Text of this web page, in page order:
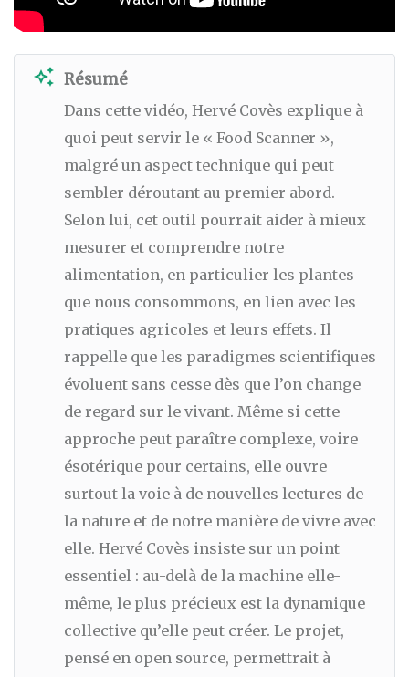
auto_awesome Résumé
Dans cette vidéo, Hervé Covès explique à
quoi peut servir le « Food Scanner »,
malgré un aspect technique qui peut
sembler déroutant au premier abord.
Selon lui, cet outil pourrait aider à mieux
mesurer et comprendre notre
alimentation, en particulier les plantes
que nous consommons, en lien avec les
pratiques agricoles et leurs effets. Il
rappelle que les paradigmes scientifiques
évoluent sans cesse dès que l’on change
de regard sur le vivant. Même si cette
approche peut paraître complexe, voire
ésotérique pour certains, elle ouvre
surtout la voie à de nouvelles lectures de
la nature et de notre manière de vivre avec
elle. Hervé Covès insiste sur un point
essentiel : au-delà de la machine elle-
même, le plus précieux est la dynamique
collective qu’elle peut créer. Le projet,
pensé en open source, permettrait à